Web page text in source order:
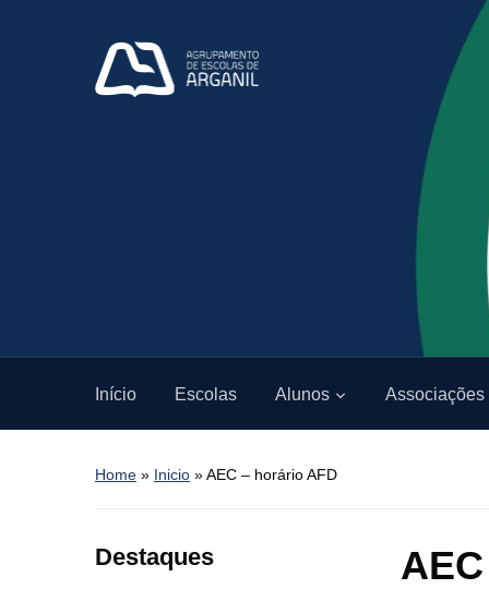
Início Escolas Alunos Associações
Home » Inicio »AEC – horário AFD
Destaques